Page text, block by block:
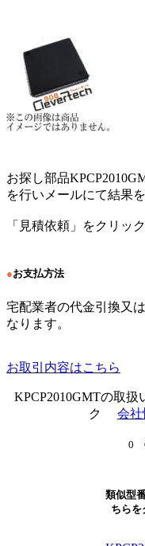
お探し部品
を行いメールにて結果
「見積依頼」をクリッ
●お支払方法
宅配業者の代金引換又
なります。
お取引内容はこちら
KPCP2010GMTの取
ク 会社
0
類似型
ちらを